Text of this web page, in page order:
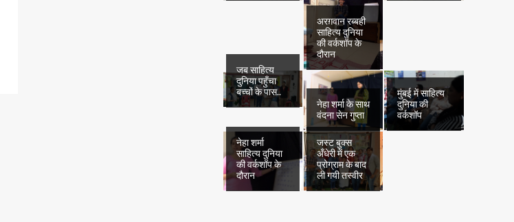
अरग़वान रब्बही
साहित्य दुनिया
की वर्कशॉप के
दौरान
जब साहित्य
दुनिया पहुँचा
बच्चों के पास..
नेहा शर्मा के साथ
वंदना सेन गुप्ता
मुंबई में साहित्य
दुनिया की
वर्कशॉप
नेहा शर्मा
साहित्य दुनिया
की वर्कशॉप के
दौरान
जस्ट बुक्स
अँधेरी में एक
प्रोग्राम के बाद
ली गयी तस्वीर